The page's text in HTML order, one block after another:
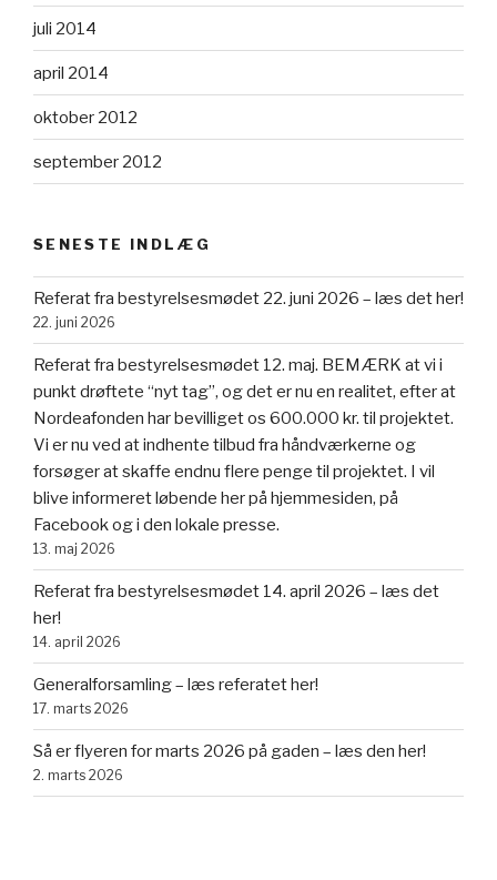
juli 2014
april 2014
oktober 2012
september 2012
SENESTE INDLÆG
Referat fra bestyrelsesmødet 22. juni 2026 – læs det her!
22. juni 2026
Referat fra bestyrelsesmødet 12. maj. BEMÆRK at vi i
punkt drøftete “nyt tag”, og det er nu en realitet, efter at
Nordeafonden har bevilliget os 600.000 kr. til projektet.
Vi er nu ved at indhente tilbud fra håndværkerne og
forsøger at skaffe endnu flere penge til projektet. I vil
blive informeret løbende her på hjemmesiden, på
Facebook og i den lokale presse.
13. maj 2026
Referat fra bestyrelsesmødet 14. april 2026 – læs det
her!
14. april 2026
Generalforsamling – læs referatet her!
17. marts 2026
Så er flyeren for marts 2026 på gaden – læs den her!
2. marts 2026